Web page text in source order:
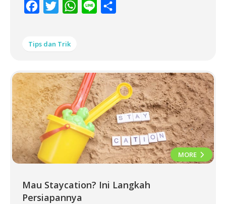
Facebook
Twitter WhatsApp
Line
Tips dan Trik
MORE
Mau Staycation? Ini Langkah
Persiapannya